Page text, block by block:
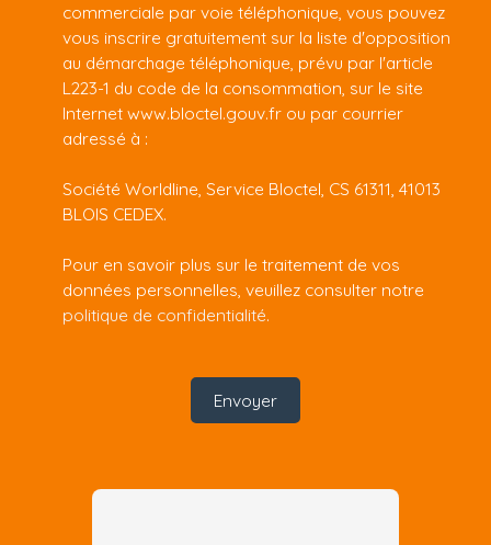
commerciale par voie téléphonique, vous pouvez
vous inscrire gratuitement sur la liste d'opposition
au démarchage téléphonique, prévu par l'article
L223-1 du code de la consommation, sur le site
Internet www.bloctel.gouv.fr ou par courrier
adressé à :
Société Worldline, Service Bloctel, CS 61311, 41013
BLOIS CEDEX.
Pour en savoir plus sur le traitement de vos
données personnelles, veuillez consulter notre
politique de confidentialité.
Envoyer